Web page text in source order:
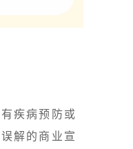
疾病预防或
解的商业宣